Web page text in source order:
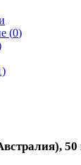
(0)
50